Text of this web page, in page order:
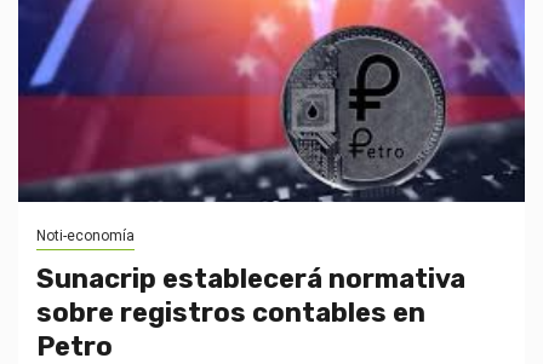
Noti-economía
Sunacrip establecerá normativa
sobre registros contables en
Petro